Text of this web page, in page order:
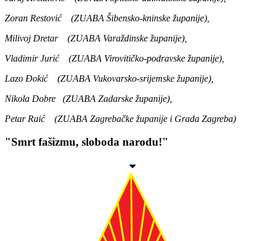
Zoran Restović (ZUABA Šibensko-kninske županije),
Milivoj Dretar (ZUABA Varaždinske županije),
Vladimir Jurić
(ZUABA Virovitičko-podravske županije),
Lazo Đokić (ZUABA Vukovarsko-srijemske županije),
Nikola Dobre (ZUABA Zadarske županije),
Petar Raić (ZUABA Zagrebačke županije i Grada Zagreba)
"Smrt fašizmu, sloboda narodu!"